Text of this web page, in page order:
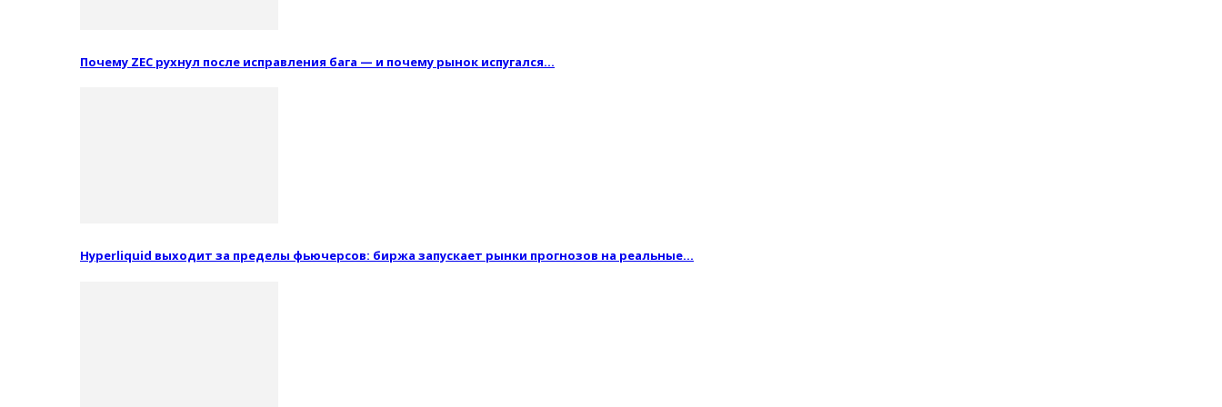
Почему ZEC рухнул после исправления бага — и почему рынок испугался…
Hyperliquid выходит за пределы фьючерсов: биржа запускает рынки прогнозов на реальные…